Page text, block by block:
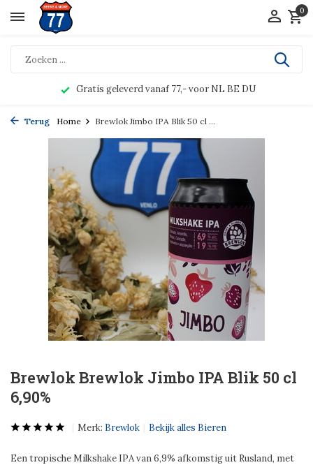
0
Gratis geleverd vanaf 77,- voor NL BE DU
Terug Home Brewlok Jimbo IPA Blik 50 cl ...
Brewlok Brewlok Jimbo IPA Blik 50 cl
6,90%
Merk: Brewlok Bekijk alles Bieren
Een tropische Milkshake IPA van 6,9% afkomstig uit Rusland, met